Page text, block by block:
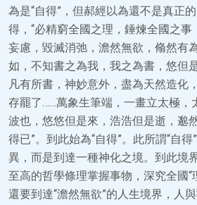
為是“自得”，但郝經以為還不是真正
得，“必精窮全國之理，錘煉全國之
妄慮，毀滅消弛，澹然無欲，翛然有
如，不知書之為我，我之為書，悠但
凡有所書，神妙意外，盡為天然造化
存罷了……萬象生筆端，一畫立太極，
波也，悠悠但是來，浩浩但是逝，邈
得已”。到此始為“自得”。此所謂“自
異，而是到達一種神化之境。到此境
至高的哲學條理掌握事物，深究全國“
還要到達“澹然無欲”的人生境界，人